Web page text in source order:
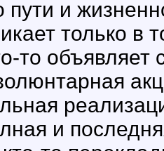
пути и
только в
то
и